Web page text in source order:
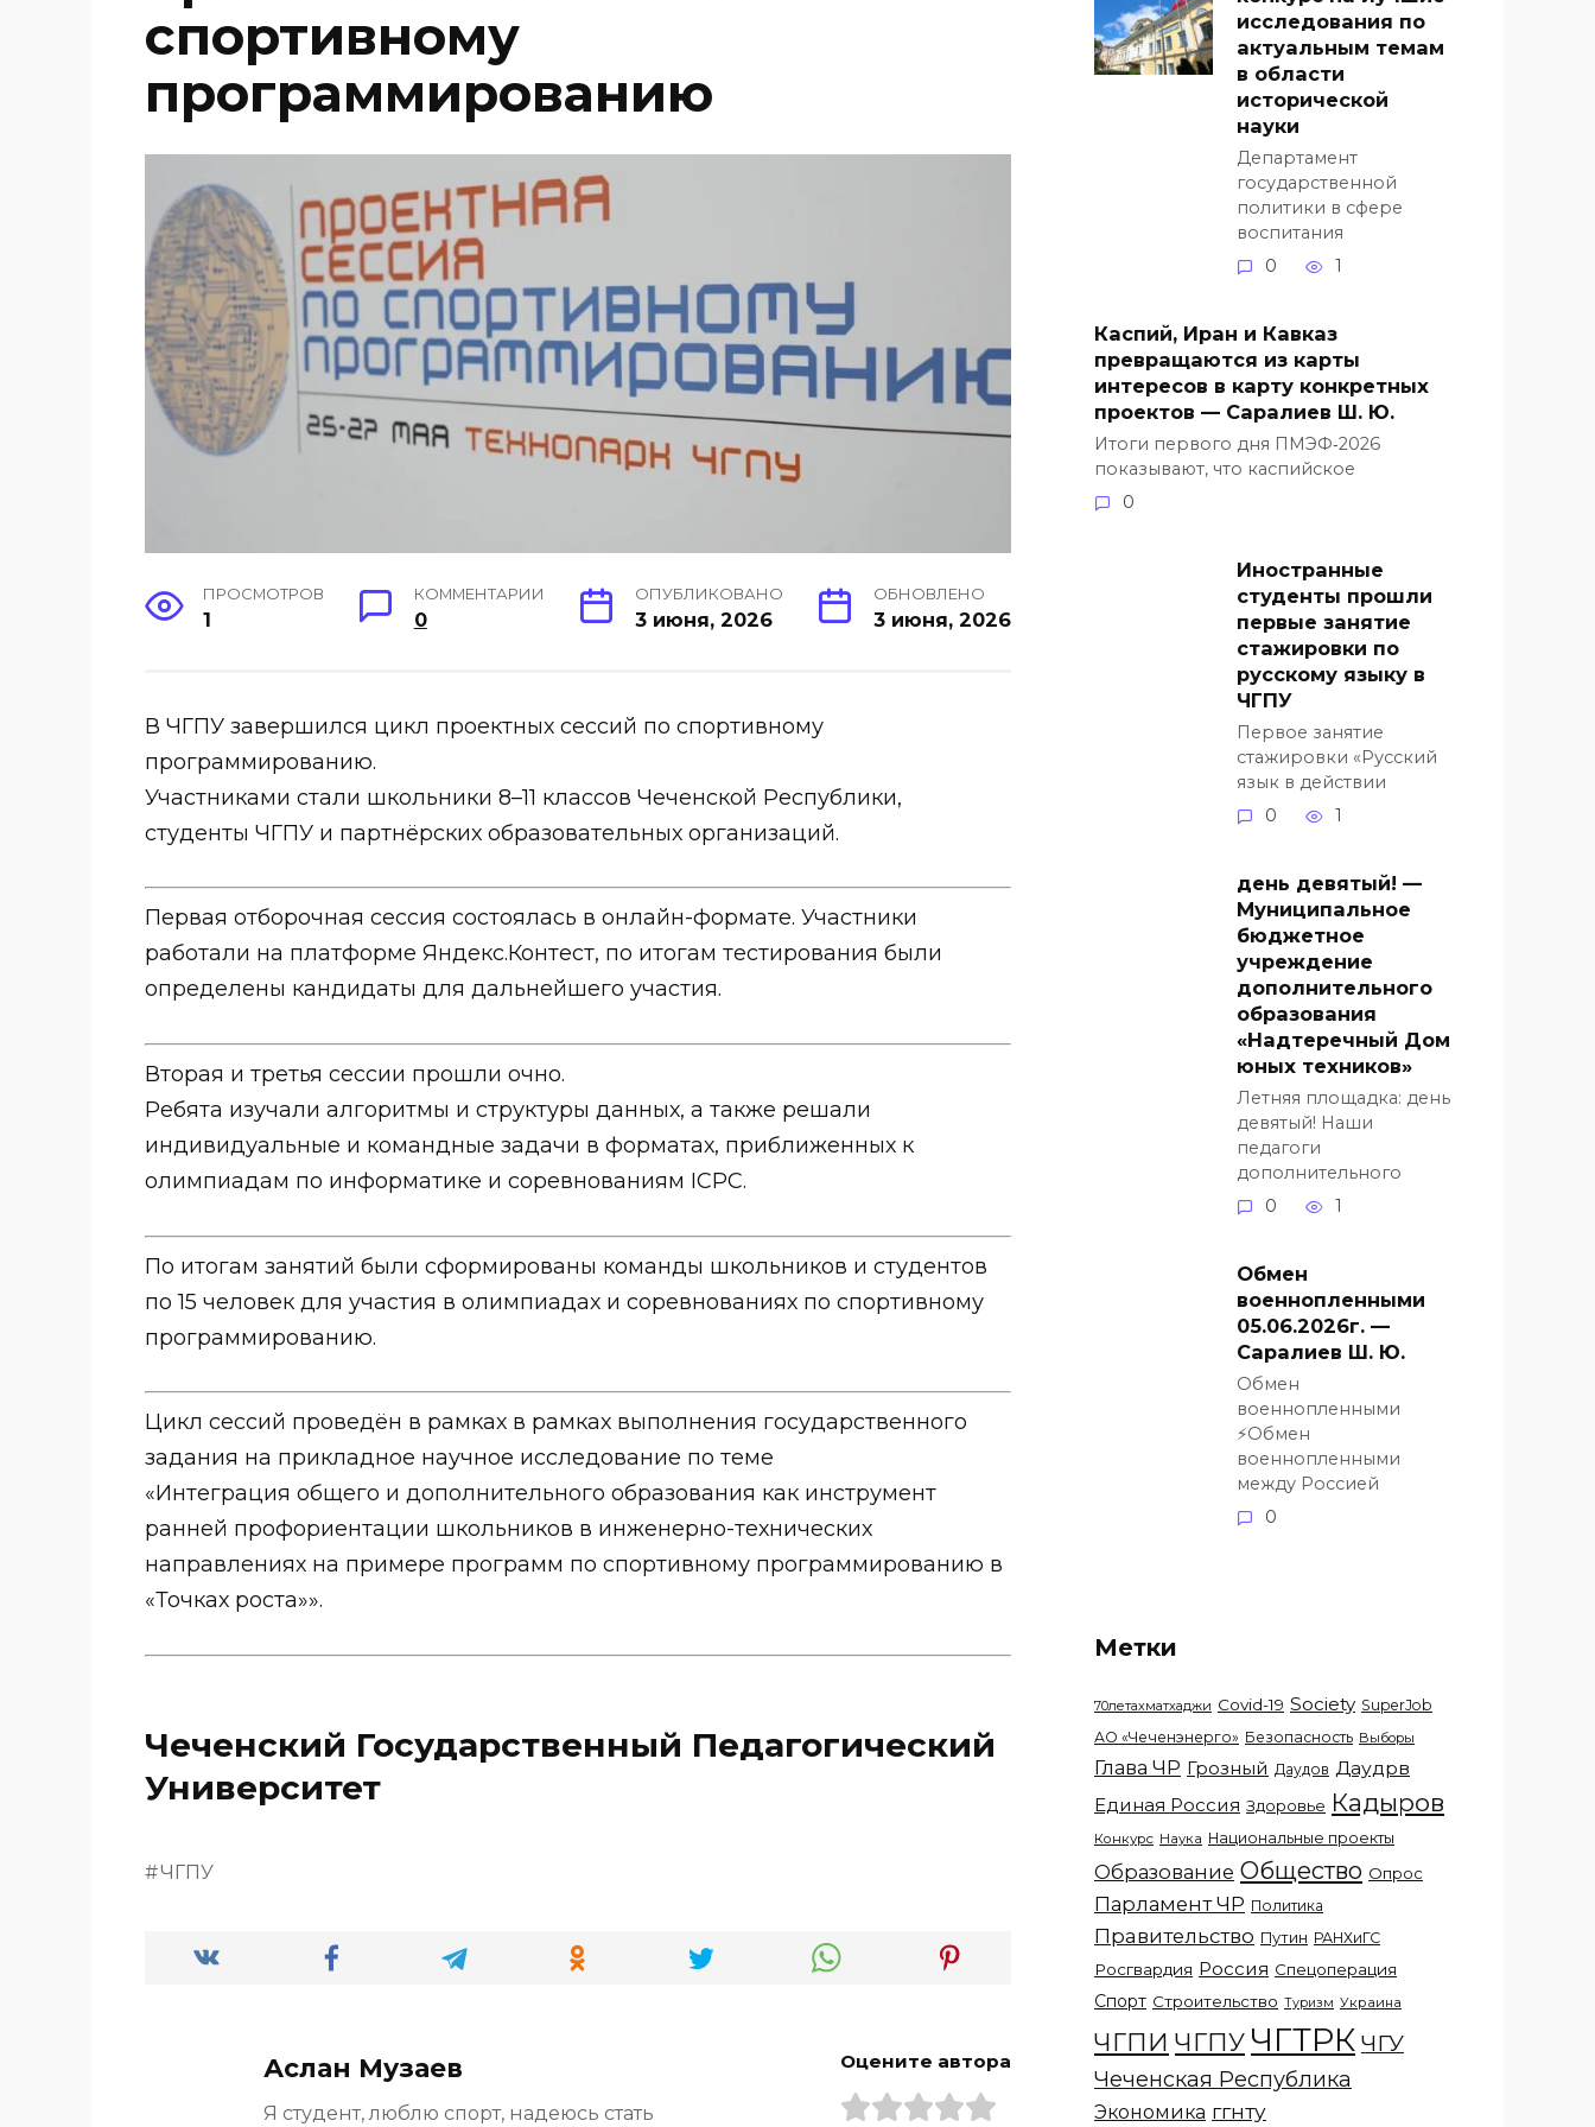
спортивному
программированию
ПРОСМОТРОВ
1
КОММЕНТАРИИ
0
ОПУБЛИКОВАНО
3 июня, 2026
ОБНОВЛЕНО
3 июня, 2026
В ЧГПУ завершился цикл проектных сессий по спортивному
программированию.
Участниками стали школьники 8–11 классов Чеченской Республики,
студенты ЧГПУ и партнёрских образовательных организаций.
Первая отборочная сессия состоялась в онлайн-формате. Участники
работали на платформе Яндекс.Контест, по итогам тестирования были
определены кандидаты для дальнейшего участия.
Вторая и третья сессии прошли очно.
Ребята изучали алгоритмы и структуры данных, а также решали
индивидуальные и командные задачи в форматах, приближенных к
олимпиадам по информатике и соревнованиям ICPC.
По итогам занятий были сформированы команды школьников и студентов
по 15 человек для участия в олимпиадах и соревнованиях по спортивному
программированию.
Цикл сессий проведён в рамках в рамках выполнения государственного
задания на прикладное научное исследование по теме
«Интеграция общего и дополнительного образования как инструмент
ранней профориентации школьников в инженерно-технических
направлениях на примере программ по спортивному программированию в
«Точках роста»».
Чеченский Государственный Педагогический
Университет
ЧГПУ
Аслан Музаев
Я студент, люблю спорт, надеюсь стать
Оцените автора
исследования по
актуальным темам
в области
исторической
науки
Департамент
государственной
политики в сфере
воспитания
0
1
Каспий, Иран и Кавказ
превращаются из карты
интересов в карту конкретных
проектов — Саралиев Ш. Ю.
Итоги первого дня ПМЭФ‑2026
показывают, что каспийское
0
Иностранные
студенты прошли
первые занятие
стажировки по
русскому языку в
ЧГПУ
Первое занятие
стажировки «Русский
язык в действии
0
1
день девятый! —
Муниципальное
бюджетное
учреждение
дополнительного
образования
«Надтеречный Дом
юных техников»
Летняя площадка: день
девятый! Наши
педагоги
дополнительного
0
1
Обмен
военнопленными
05.06.2026г. —
Саралиев Ш. Ю.
Обмен
военнопленными
⚡️Обмен
военнопленными
между Россией
0
Метки
70летахматхаджи Covid-19 Society SuperJob
АО «Чеченэнерго» Безопасность Выборы
Глава ЧР Грозный Даудов Даудрв
Единая Россия Здоровье Кадыров
Конкурс Наука Национальные проекты
Образование Общество Опрос
Парламент ЧР Политика
Правительство Путин РАНХиГС
Росгвардия Россия Спецоперация
Спорт Строительство Туризм Украина
ЧГПИ ЧГПУ ЧГТРК ЧГУ
Чеченская Республика
Экономика ггнту